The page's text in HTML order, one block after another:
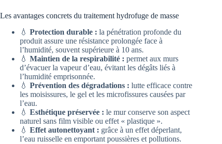
Les avantages concrets du traitement hydrofuge de masse
💧 Protection durable : la pénétration profonde du
produit assure une résistance prolongée face à
l’humidité, souvent supérieure à 10 ans.
💧 Maintien de la respirabilité : permet aux murs
d’évacuer la vapeur d’eau, évitant les dégâts liés à
l’humidité emprisonnée.
💧 Prévention des dégradations : lutte efficace contre
les moisissures, le gel et les microfissures causées par
l’eau.
💧 Esthétique préservée : le mur conserve son aspect
naturel sans film visible ou effet « plastique ».
💧 Effet autonettoyant : grâce à un effet déperlant,
l’eau ruisselle en emportant poussières et pollutions.